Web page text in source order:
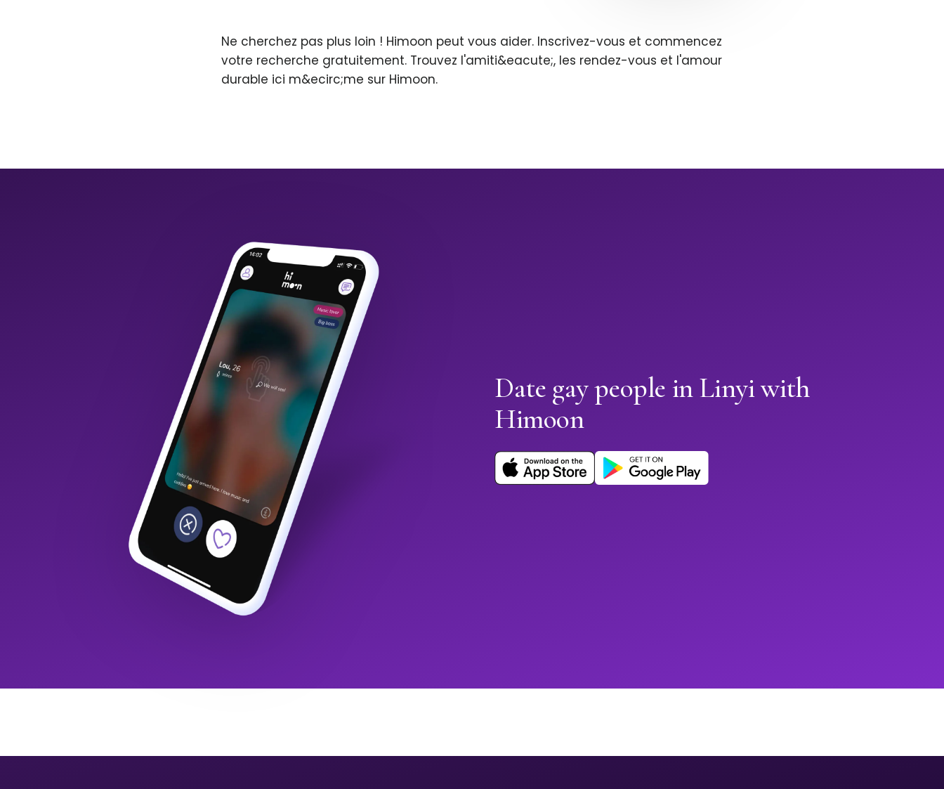
Ne cherchez pas plus loin ! Himoon peut vous aider. Inscrivez-vous et commencez
votre recherche gratuitement. Trouvez l'amiti&eacute;, les rendez-vous et l'amour
durable ici m&ecirc;me sur Himoon.
Date gay people in Linyi with
Himoon